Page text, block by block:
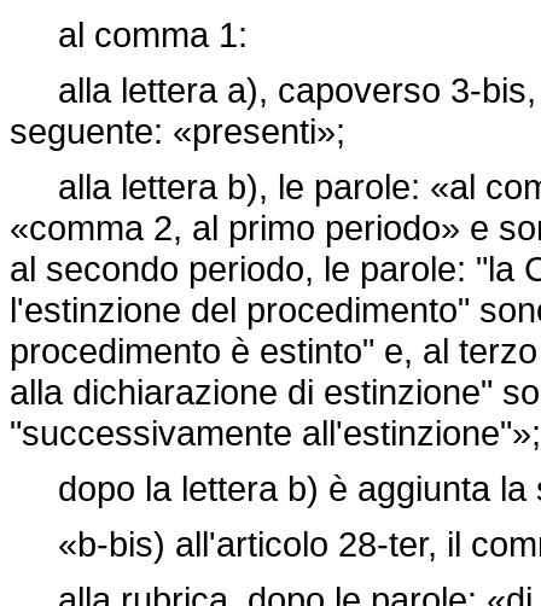
al comma 1:
alla lettera a), capoverso 3-bis,
seguente: «presenti»;
alla lettera b), le parole: «al
«comma 2, al primo periodo» e
al secondo periodo, le parole: "la
l'estinzione del procedimento"
procedimento è estinto" e, al
alla dichiarazione di estinzione"
"successivamente all'estinzione"»;
dopo la lettera b) è aggiunta la
«b-bis) all'articolo 28-ter, il